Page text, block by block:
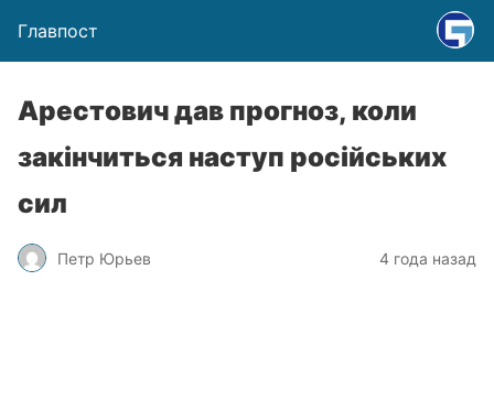
Главпост
Арестович дав прогноз, коли
закінчиться наступ російських
сил
Петр Юрьев 4 года назад